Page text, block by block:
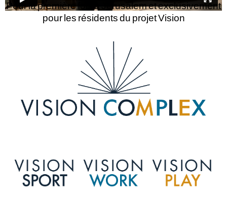
Pour la première fois à Jérusalem et exclusivement
pour les résidents du projet Vision